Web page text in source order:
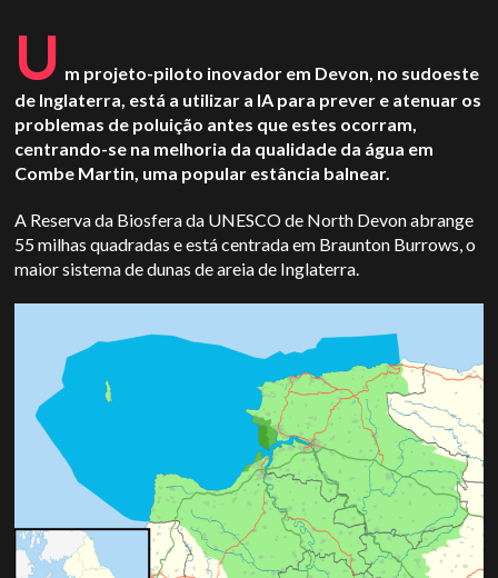
U m projeto-piloto inovador em Devon, no sudoeste
de Inglaterra, está a utilizar a IA para prever e atenuar os
problemas de poluição antes que estes ocorram,
centrando-se na melhoria da qualidade da água em
Combe Martin, uma popular estância balnear.
A Reserva da Biosfera da UNESCO de North Devon abrange
55 milhas quadradas e está centrada em Braunton Burrows, o
maior sistema de dunas de areia de Inglaterra.